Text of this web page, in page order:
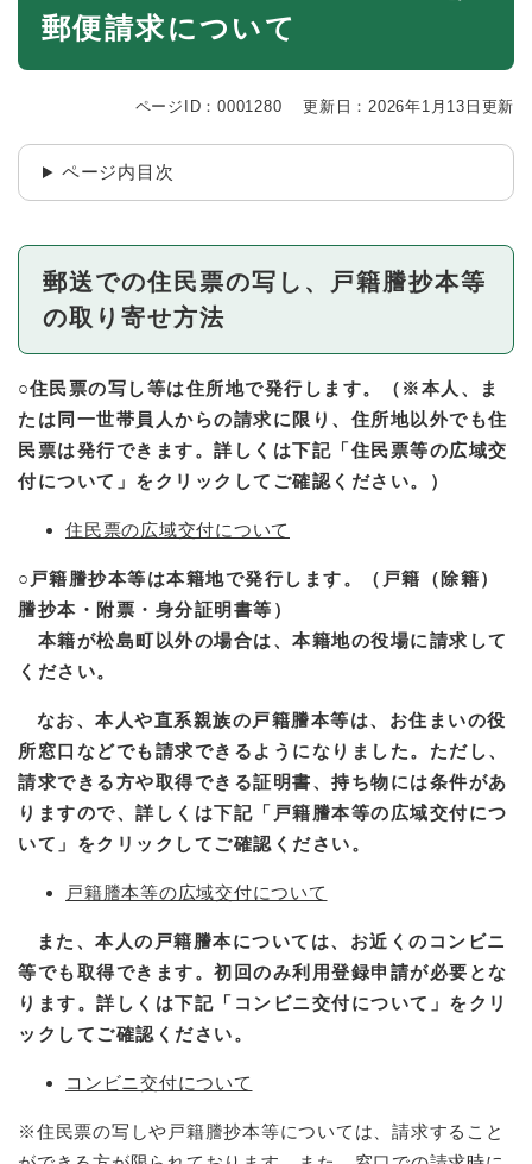
郵便請求について
ページID：0001280 更新日：2026年1月13日更新
ページ内目次
郵送での住民票の写し、戸籍謄抄本等
の取り寄せ方法
○住民票の写し等は住所地で発行します。（※本人、ま
たは同一世帯員人からの請求に限り、住所地以外でも住
民票は発行できます。詳しくは下記「住民票等の広域交
付について」をクリックしてご確認ください。）
住民票の広域交付について
○ 戸籍謄抄本等は本籍地で発行します。（戸籍（除籍）
謄抄本・附票・身分証明書等）
本籍が松島町以外の場合は、本籍地の役場に請求して
ください。
なお、本人や直系親族の戸籍謄本等は、お住まいの役
所窓口などでも請求できるようになりました。ただし、
請求できる方や取得できる証明書、持ち物には条件があ
りますので、詳しくは下記「戸籍謄本等の広域交付につ
いて」をクリックしてご確認ください。
戸籍謄本等の広域交付について
また、本人の戸籍謄本については、お近くのコンビニ
等でも取得できます。初回のみ利用登録申請が必要とな
ります。詳しくは下記「コンビニ交付について」をクリ
ックしてご確認ください。
コンビニ交付について
※住民票の写しや戸籍謄抄本等については、請求すること